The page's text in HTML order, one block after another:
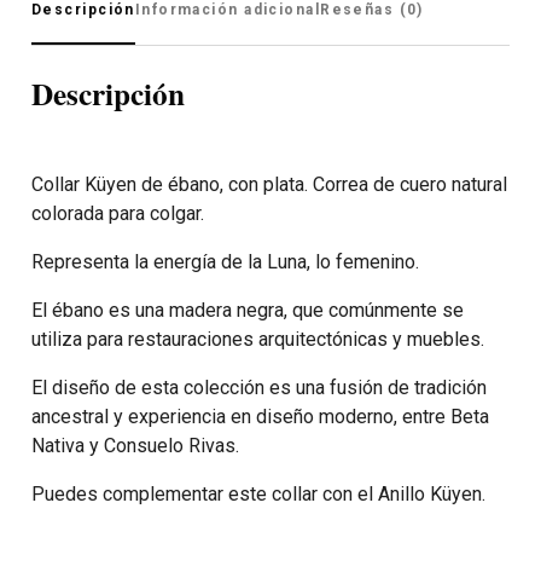
Descripción Información adicional Reseñas (0)
Descripción
Collar Küyen de ébano, con plata. Correa de cuero natural
colorada para colgar.
Representa la energía de la Luna, lo femenino.
El ébano es una madera negra, que comúnmente se
utiliza para restauraciones arquitectónicas y muebles.
El diseño de esta colección es una fusión de tradición
ancestral y experiencia en diseño moderno, entre Beta
Nativa y Consuelo Rivas.
Puedes complementar este collar con el Anillo Küyen.